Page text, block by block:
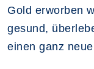
Gold erworben
gesund,
einen ganz